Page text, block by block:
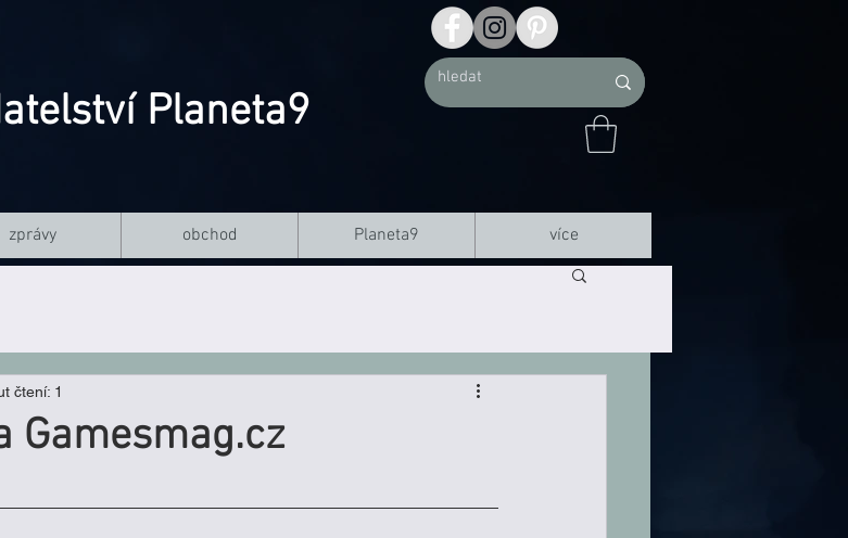
Planeta9
zprávy obchod Planeta9 více
Gamesmag.cz
čtení: 1